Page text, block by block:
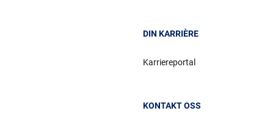
DIN KARRIÈRE
Karriereportal
KONTAKT OSS